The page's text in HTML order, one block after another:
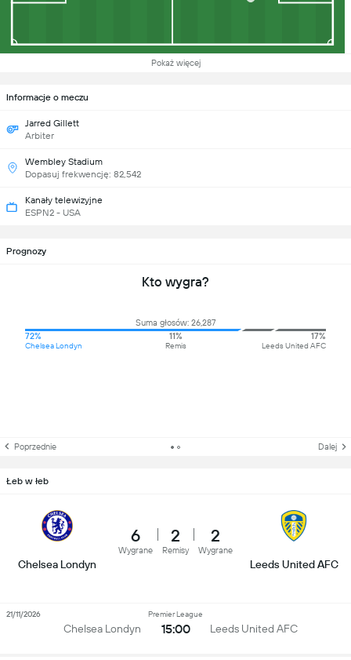
Pokaż więcej
Informacje o meczu
Jarred Gillett
Arbiter
Wembley Stadium
Dopasuj frekwencję: 82,542
Kanały telewizyjne
ESPN2 - USA
Prognozy
Kto wygra?
Suma głosów: 26,287
72%
Chelsea Londyn
11%
Remis
17%
Leeds United AFC
Poprzednie Dalej
Łeb w łeb
Chelsea Londyn
6
Wygrane
2
Remisy
2
Wygrane
Leeds United AFC
Chelsea Londyn
Premier League
15:00 Leeds United AFC
21/11/2026